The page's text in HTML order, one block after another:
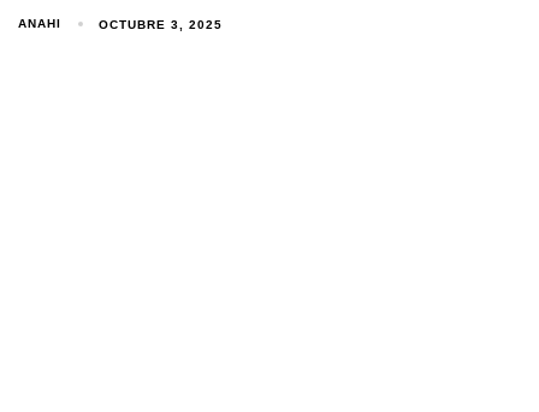
ANAHI OCTUBRE 3, 2025